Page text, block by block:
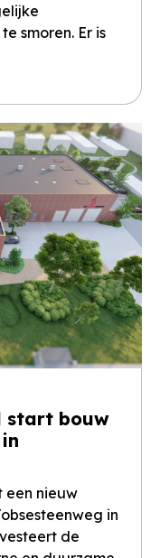
smoren. Er is
start bouw
een nieuw
in
de